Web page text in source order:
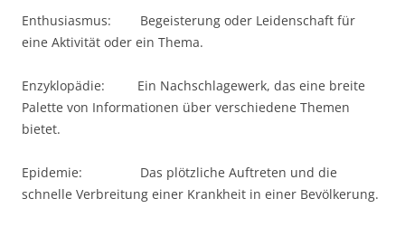
Enthusiasmus: Begeisterung oder Leidenschaft für
eine Aktivität oder ein Thema.
Enzyklopädie: Ein Nachschlagewerk, das eine breite
Palette von Informationen über verschiedene Themen
bietet.
Epidemie: Das plötzliche Auftreten und die
schnelle Verbreitung einer Krankheit in einer Bevölkerung.